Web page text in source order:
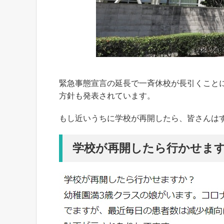
緊急事態宣言の延長で一斉休校が長引くこ
方針も発表されています。
もし近いうちに学校が再開したら、皆さん
学校が再開したら行かせま